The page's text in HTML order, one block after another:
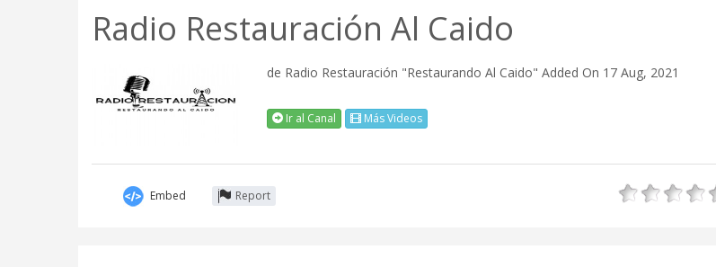
Radio Restauración Al Caido
de Radio Restauración "Restaurando Al Caido" Added On 17 Aug, 2021
Ir al Canal Más Videos
Embed Report